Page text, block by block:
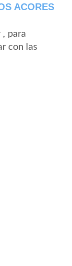
ACORES
para
con las